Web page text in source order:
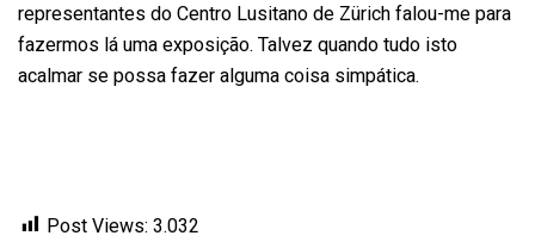
representantes do Centro Lusitano de Zürich falou-me para
fazermos lá uma exposição. Talvez quando tudo isto
acalmar se possa fazer alguma coisa simpática.
Post Views: 3.032